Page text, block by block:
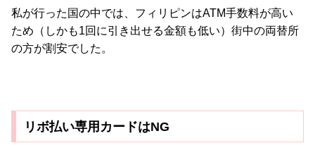
私が行った国の中では、フィリピンはATM手数料が高い
ため（しかも1回に引き出せる金額も低い）街中の両替所
の方が割安でした。
リボ払い専用カードはNG